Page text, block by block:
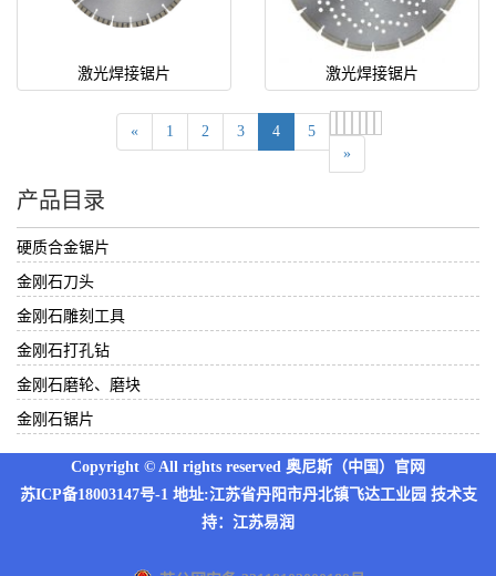
激光焊接锯片 激光焊接锯片
« 1 2 3 4
5
»
产品目录
硬质合金锯片
金刚石刀头
金刚石雕刻工具
金刚石打孔钻
金刚石磨轮、磨块
金刚石锯片
Copyright © All rights reserved 奥尼斯（中国）官网
苏ICP备18003147号-1 地址:江苏省丹阳市丹北镇飞达工业园 技术支
持： 江苏易润